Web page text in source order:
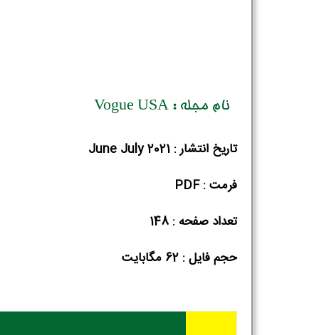
نام مجله : Vogue USA
تاریخ انتشار : June July 2021
فرمت : PDF
تعداد صفحه : 148
حجم فایل :‌ 62 مگابایت